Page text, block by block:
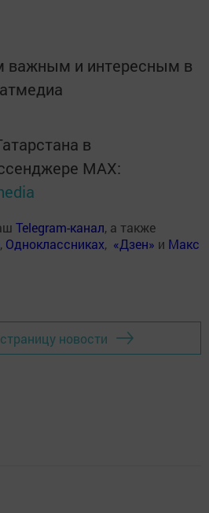
важным и интересным в
в
MАХ:
Telegram-канал, а также
, Одноклассниках, «Дзен» и Макс
новости